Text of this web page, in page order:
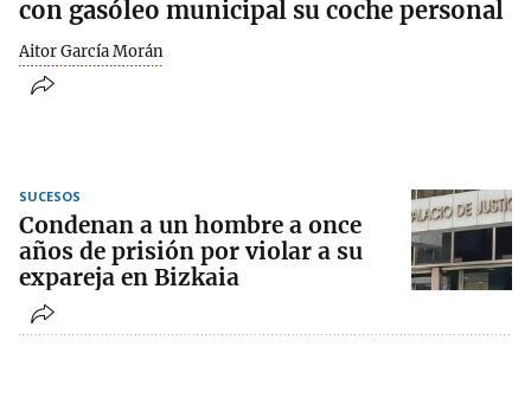
con gasóleo municipal su coche personal
Aitor García Morán
SUCESOS
Condenan a un hombre a once
años de prisión por violar a su
expareja en Bizkaia